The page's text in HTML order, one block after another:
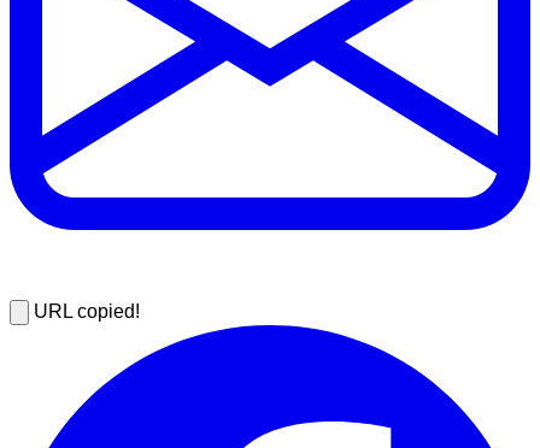
URL copied!